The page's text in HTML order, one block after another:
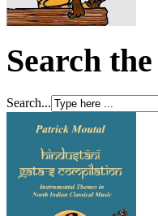
Search
Search...